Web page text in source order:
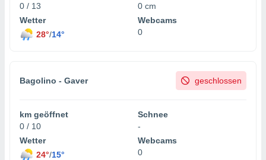
0 / 13
0 cm
Wetter
28°/14°
Webcams
0
Bagolino - Gaver geschlossen
km geöffnet
0 / 10
Schnee
-
Wetter
24°/15°
Webcams
0